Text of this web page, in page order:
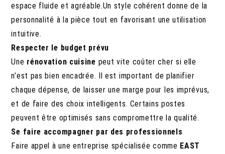
espace fluide et agréable.Un style cohérent donne de la
personnalité à la pièce tout en favorisant une utilisation
intuitive.
Respecter le budget prévu
Une rénovation cuisine peut vite coûter cher si elle
n’est pas bien encadrée. Il est important de planifier
chaque dépense, de laisser une marge pour les imprévus,
et de faire des choix intelligents. Certains postes
peuvent être optimisés sans compromettre la qualité.
Se faire accompagner par des professionnels
Faire appel à une entreprise spécialisée comme EAST